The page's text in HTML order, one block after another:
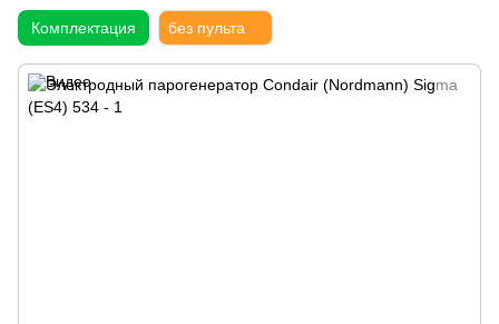
Комплектация без пульта